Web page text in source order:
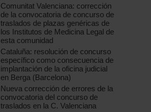
Comunitat Valenciana: corrección
de la convocatoria de concurso de
traslados de plazas genéricas de
los Institutos de Medicina Legal de
esta comunidad
Cataluña: resolución de concurso
específico como consecuencia de
implantación de la oficina judicial
en Berga (Barcelona)
Nueva corrección de errores de la
convocatoria del concurso de
traslados en la C. Valenciana